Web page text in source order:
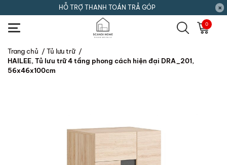
HỖ TRỢ THANH TOÁN TRẢ GÓP
0
Trang chủ / Tủ lưu trữ /
HAILEE, Tủ lưu trữ 4 tầng phong cách hiện đại DRA_201,
56x46x100cm